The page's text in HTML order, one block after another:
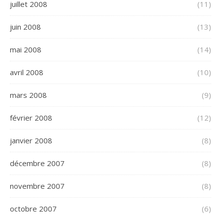
juillet 2008 (11)
juin 2008 (13)
mai 2008 (14)
avril 2008 (10)
mars 2008 (9)
février 2008 (12)
janvier 2008 (8)
décembre 2007 (8)
novembre 2007 (8)
octobre 2007 (6)